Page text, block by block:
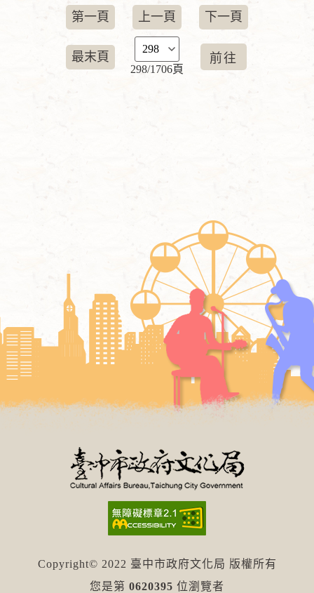
第一頁 上一頁 下一頁
最末頁
298/1706頁
Copyright© 2022 臺中市政府文化局 版權所有
您是第 0620395 位瀏覽者